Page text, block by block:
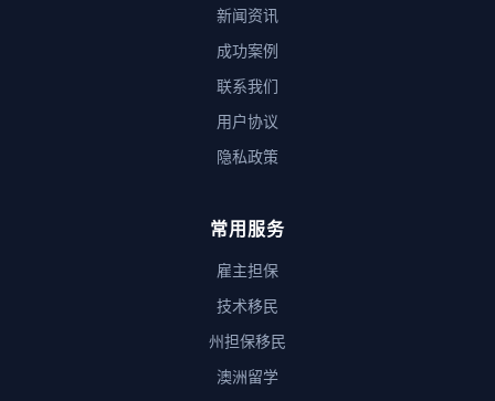
新闻资讯
成功案例
联系我们
用户协议
隐私政策
常用服务
雇主担保
技术移民
州担保移民
澳洲留学